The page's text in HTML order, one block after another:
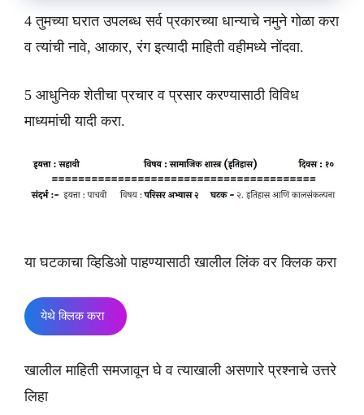
4 तुमच्या घरात उपलब्ध सर्व प्रकारच्या धान्याचे नमुने गोळा करा
व त्यांची नावे, आकार, रंग इत्यादी माहिती वहीमध्ये नोंदवा.
5 आधुनिक शेतीचा प्रचार व प्रसार करण्यासाठी विविध
माध्यमांची यादी करा.
या घटकाचा व्हिडिओ पाहण्यासाठी खालील लिंक वर क्लिक करा
येथे क्लिक करा
खालील माहिती समजावून घे व त्याखाली असणारे प्रश्नाचे उत्तरे
लिहा